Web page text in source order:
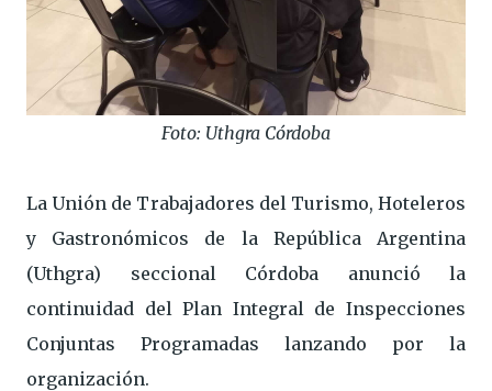
Foto: Uthgra Córdoba
La Unión de Trabajadores del Turismo, Hoteleros
y Gastronómicos de la República Argentina
(Uthgra) seccional Córdoba anunció la
continuidad del Plan Integral de Inspecciones
Conjuntas Programadas lanzando por la
organización.